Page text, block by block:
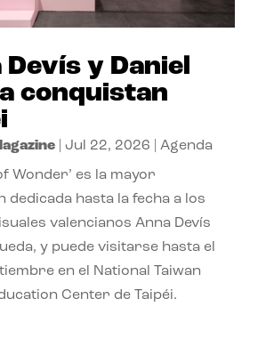
Devís y Daniel
conquistan
| Jul 22, 2026 Agenda
Wonder’ es la mayor
dedicada hasta la fecha a los
valencianos Anna Devís
y puede visitarse hasta el
en el National Taiwan
Center de Taipéi.